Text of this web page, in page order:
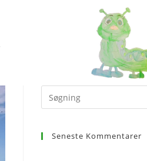
Seneste Kommentarer